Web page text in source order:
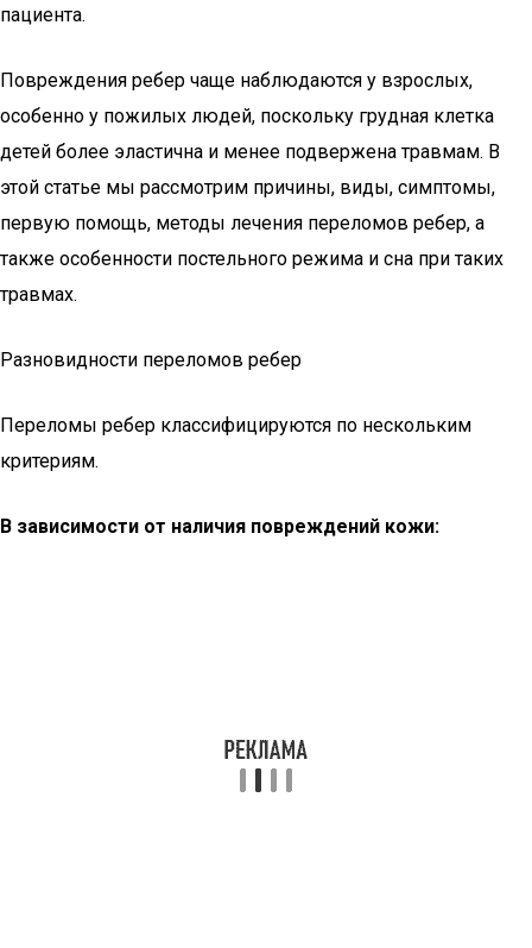
пациента.
Повреждения ребер чаще наблюдаются у взрослых,
особенно у пожилых людей, поскольку грудная клетка
детей более эластична и менее подвержена травмам. В
этой статье мы рассмотрим причины, виды, симптомы,
первую помощь, методы лечения переломов ребер, а
также особенности постельного режима и сна при таких
травмах.
Разновидности переломов ребер
Переломы ребер классифицируются по нескольким
критериям.
В зависимости от наличия повреждений кожи: